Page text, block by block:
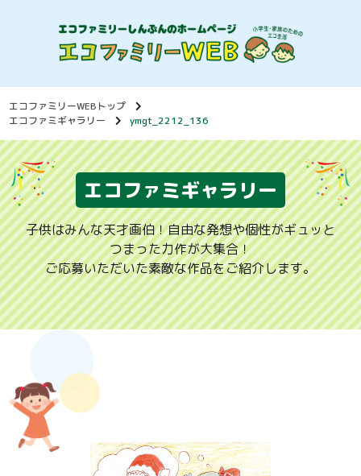
エコファミリーWEBトップ
エコファミギャラリー
ymgt_2212_136
エコファミギャラリー
子供はみんな天才画伯！自由な発想や個性がギュッと
つまった力作が大集合！
ご応募いただいた素敵な作品をご紹介します。